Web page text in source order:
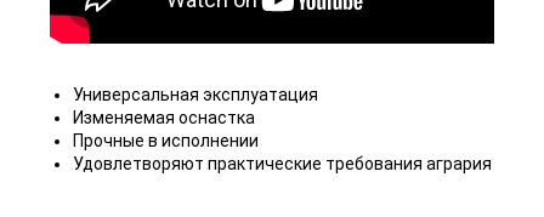
Универсальная эксплуатация
Изменяемая оснастка
Прочные в исполнении
Удовлетворяют практические требования агрария